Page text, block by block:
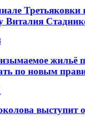
Третьяковки
Виталия
жильё
по новым
выступит